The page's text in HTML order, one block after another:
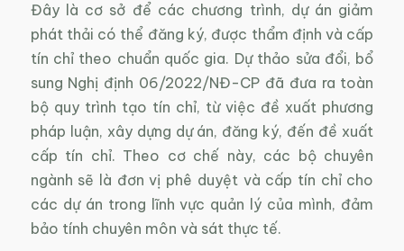
Đây là cơ sở để các chương trình, dự án giảm
phát thải có thể đăng ký, được thẩm định và cấp
tín chỉ theo chuẩn quốc gia. Dự thảo sửa đổi, bổ
sung Nghị định 06/2022/NĐ-CP đã đưa ra toàn
bộ quy trình tạo tín chỉ, từ việc đề xuất phương
pháp luận, xây dựng dự án, đăng ký, đến đề xuất
cấp tín chỉ. Theo cơ chế này, các bộ chuyên
ngành sẽ là đơn vị phê duyệt và cấp tín chỉ cho
các dự án trong lĩnh vực quản lý của mình, đảm
bảo tính chuyên môn và sát thực tế.